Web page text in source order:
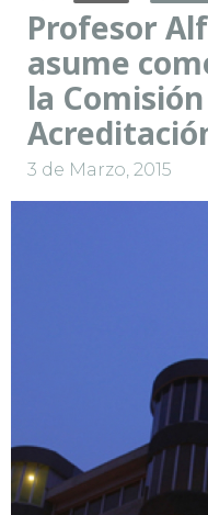
Profesor
asume
la
3 de Marzo, 2015